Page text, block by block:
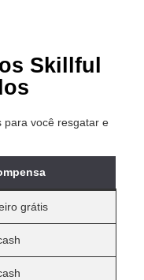
Skillful
para você resgatar e
grátis